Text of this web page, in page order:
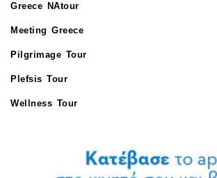
Greece NAtour
Meeting Greece
Pilgrimage Tour
Plefsis Tour
Wellness Tour